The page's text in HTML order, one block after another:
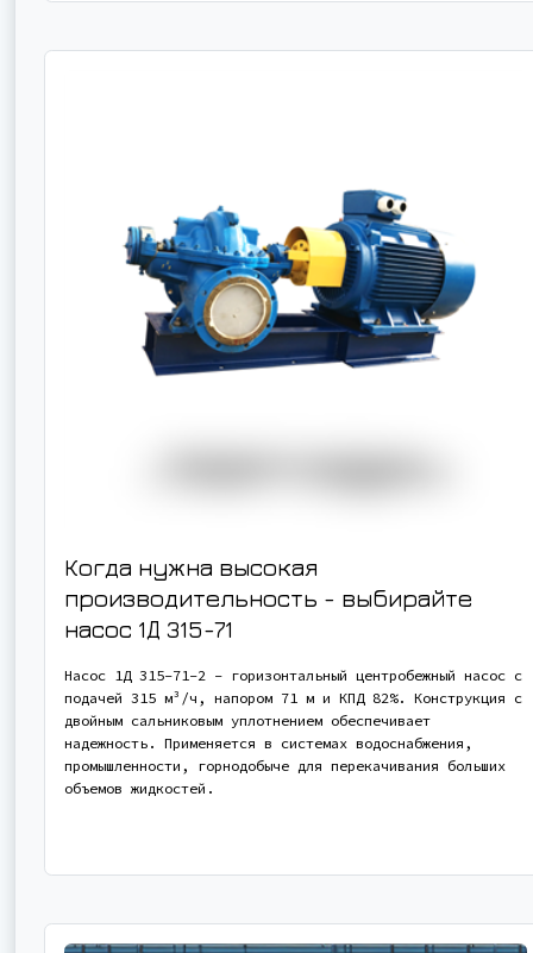
Когда нужна высокая
производительность - выбирайте
насос 1Д 315-71
Насос 1Д 315-71-2 - горизонтальный центробежный насос с
подачей 315 м³/ч, напором 71 м и КПД 82%. Конструкция с
двойным сальниковым уплотнением обеспечивает
надежность. Применяется в системах водоснабжения,
промышленности, горнодобыче для перекачивания больших
объемов жидкостей.